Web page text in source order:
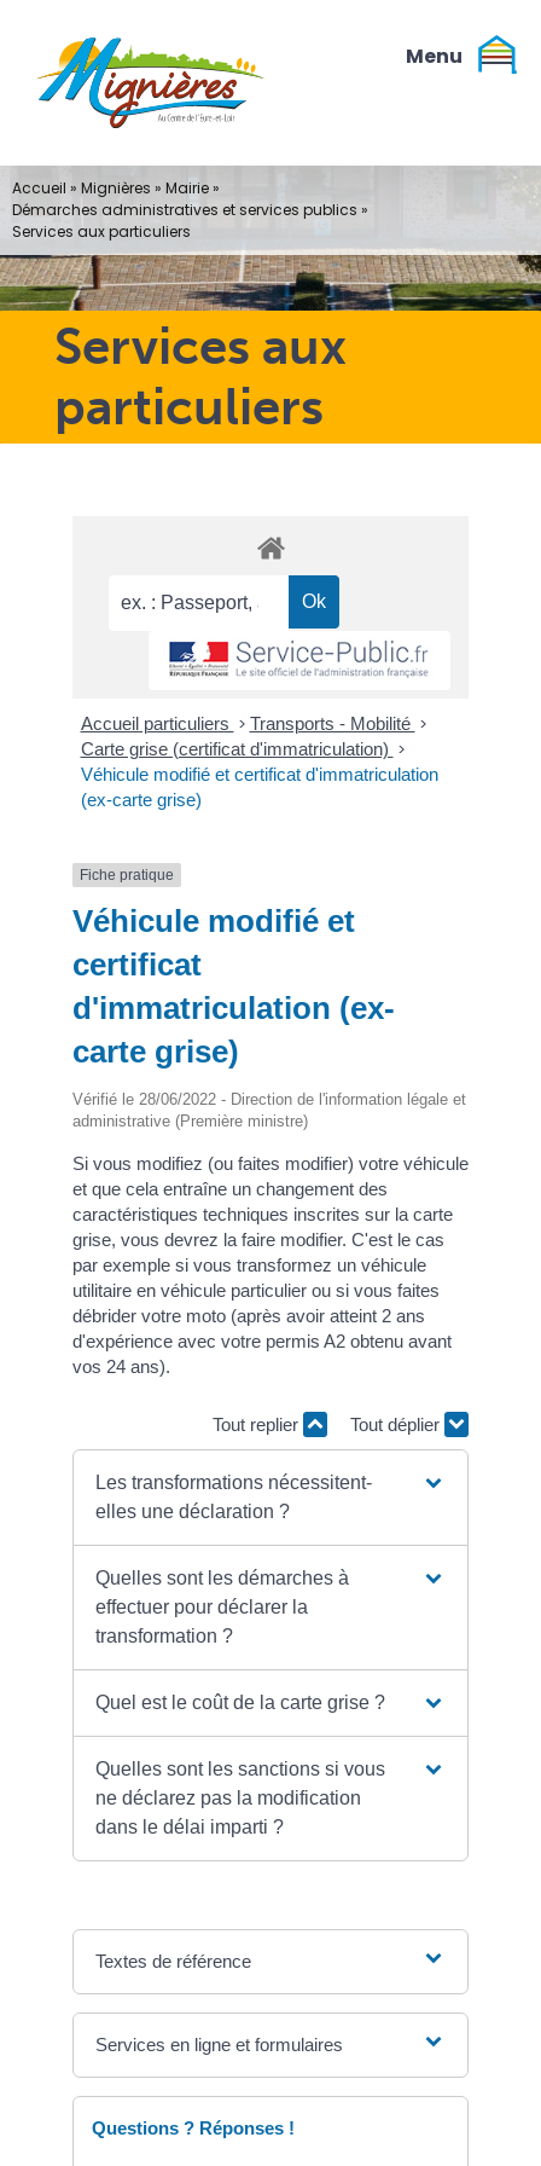
contenu
Services aux
particuliers
Accueil » Mignières » Mairie»
Démarches administratives et services publics »
Services aux particuliers
Accueil particuliers > Transports - Mobilité >
Carte grise (certificat d'immatriculation) >
Véhicule modifié et certificat d'immatriculation
(ex-carte grise)
Fiche pratique
Véhicule modifié et
certificat
d'immatriculation (ex-
carte grise)
Vérifié le 28/06/2022 - Direction de l'information légale et
administrative (Première ministre)
Si vous modifiez (ou faites modifier) votre véhicule
et que cela entraîne un changement des
caractéristiques techniques inscrites sur la carte
grise, vous devrez la faire modifier. C'est le cas
par exemple si vous transformez un véhicule
utilitaire en véhicule particulier ou si vous faites
débrider votre moto (après avoir atteint 2 ans
d'expérience avec votre permis A2 obtenu avant
vos 24 ans).
Tout replier Tout déplier
Les transformations nécessitent-
elles une déclaration ?
Quelles sont les démarches à
effectuer pour déclarer la
transformation ?
Quel est le coût de la carte grise ?
Quelles sont les sanctions si vous
ne déclarez pas la modification
dans le délai imparti ?
Textes de référence
Services en ligne et formulaires
Questions ? Réponses !